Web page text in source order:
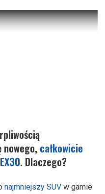
całkowicie
. Dlaczego?
najmniejszy SUV w gamie